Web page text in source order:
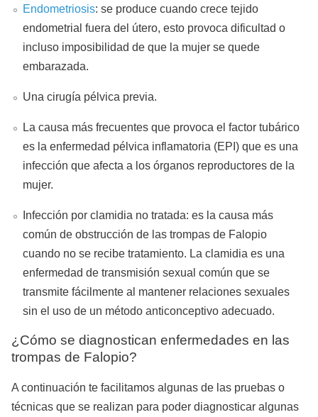
Endometriosis: se produce cuando crece tejido
endometrial fuera del útero, esto provoca dificultad o
incluso imposibilidad de que la mujer se quede
embarazada.
Una cirugía pélvica previa.
La causa más frecuentes que provoca el factor tubárico
es la enfermedad pélvica inflamatoria (EPI) que es una
infección que afecta a los órganos reproductores de la
mujer.
Infección por clamidia no tratada: es la causa más
común de obstrucción de las trompas de Falopio
cuando no se recibe tratamiento. La clamidia es una
enfermedad de transmisión sexual común que se
transmite fácilmente al mantener relaciones sexuales
sin el uso de un método anticonceptivo adecuado.
¿Cómo se diagnostican enfermedades en las
trompas de Falopio?
A continuación te facilitamos algunas de las pruebas o
técnicas que se realizan para poder diagnosticar algunas